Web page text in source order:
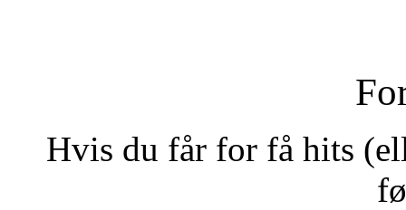
Hvis du får for få hits